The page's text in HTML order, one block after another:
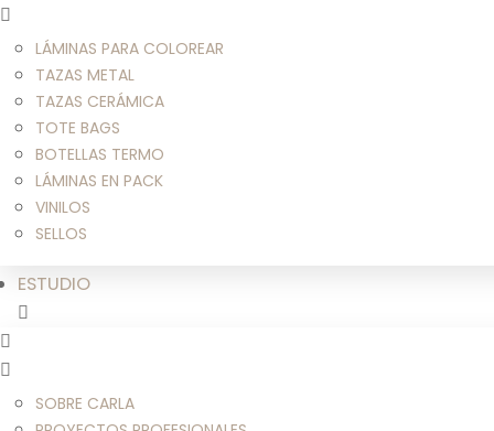
LÁMINAS PARA COLOREAR
TAZAS METAL
TAZAS CERÁMICA
TOTE BAGS
BOTELLAS TERMO
LÁMINAS EN PACK
VINILOS
SELLOS
ESTUDIO
SOBRE CARLA